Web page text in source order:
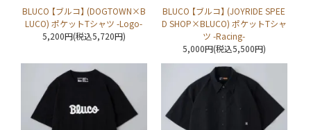
BLUCO 【ブルコ】 (DOGTOWN×B
LUCO) ポケットTシャツ -Logo-
5,200円(税込5,720円)
BLUCO 【ブルコ】 (JOYRIDE SPEE
D SHOP×BLUCO) ポケットTシャ
ツ -Racing-
5,000円(税込5,500円)